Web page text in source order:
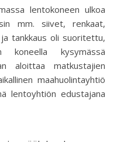
lentokoneen ulkoa
mm. siivet, renkaat,
tankkaus oli suoritettu,
koneella kysymässä
aloittaa matkustajien
maahuolintayhtiö
lentoyhtiön edustajana